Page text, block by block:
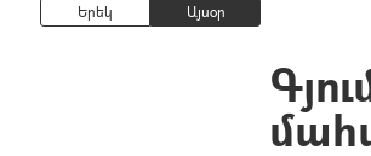
Երեկ Այսօր